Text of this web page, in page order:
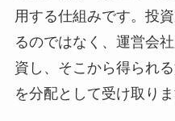
用する仕組みです。投
るのではなく、運営会
資し、そこから得られ
を分配として受け取りま